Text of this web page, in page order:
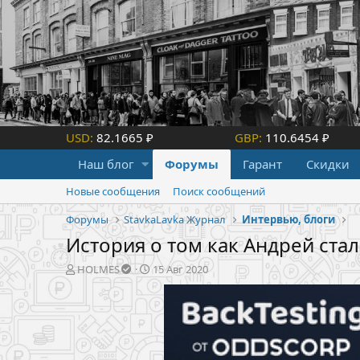
USD: 82.1665 ₽ GBP: 110.6454 ₽
Наш блог
Форумы Гарант Скидки
Новые сообщения
Поиск сообщений
Форумы
StavkaLavka Журнал Интервью, блоги
История о том как Андрей
А
о
р
т
е
HOLMES
Д
а
т
а
н
а
ч
15 Авг 2020